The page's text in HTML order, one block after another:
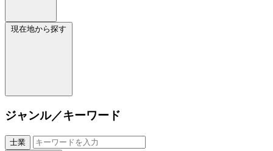
現在地から探す
ジャンル／キーワード
士業